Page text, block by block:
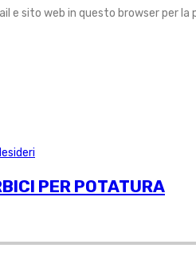
e sito web in questo browser per
PER POTATURA